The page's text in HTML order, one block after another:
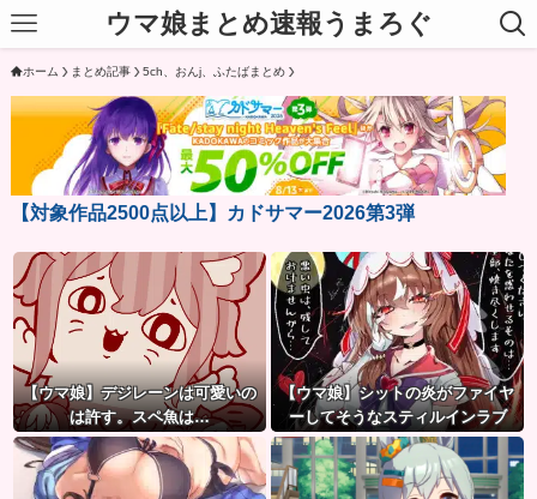
ウマ娘まとめ速報うまろぐ
ホーム まとめ記事 5ch、おんj、ふたばまとめ
【対象作品2500点以上】カドサマー2026第3弾
【ウマ娘】デジレーンは可愛いの
は許す。スペ魚は…
【ウマ娘】シットの炎がファイヤ
ーしてそうなスティルインラブ
（セーラーマーズ衣装）